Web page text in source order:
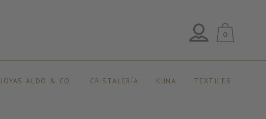
0
JOYAS ALDO & CO. CRISTALERÍA KUNA TEXTILES